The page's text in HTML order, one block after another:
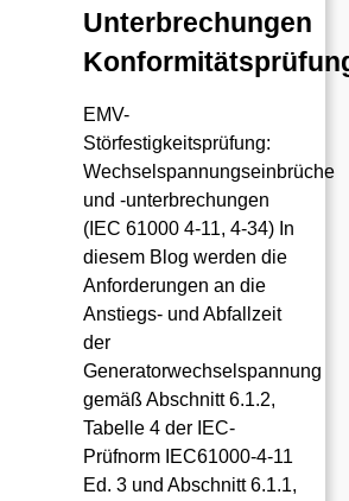
Unterbrechungen
EMV-
Störfestigkeitsprüfung:
Wechselspannungseinbrüche
und -unterbrechungen
(IEC 61000 4-11, 4-34) In
diesem Blog werden die
Anforderungen an die
Anstiegs- und Abfallzeit
der
Generatorwechselspannung
gemäß Abschnitt 6.1.2,
Tabelle 4 der IEC-
Prüfnorm IEC61000-4-11
Ed. 3 und Abschnitt 6.1.1,